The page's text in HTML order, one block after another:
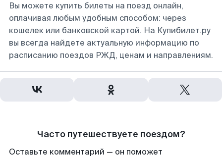
Вы можете купить билеты на поезд онлайн,
оплачивая любым удобным способом: через
кошелек или банковской картой. На Купибилет.ру
вы всегда найдете актуальную информацию по
расписанию поездов РЖД, ценам и направлениям.
Часто путешествуете поездом?
Оставьте комментарий — он поможет